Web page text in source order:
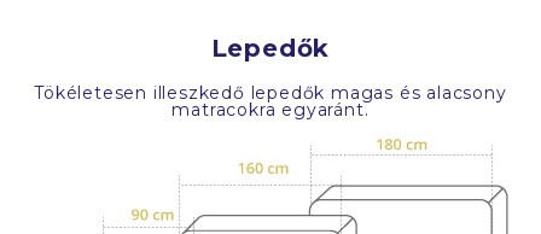
Lepedők
Tökéletesen illeszkedő lepedők magas és alacsony
matracokra egyaránt.